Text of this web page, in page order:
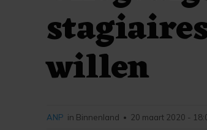
willen
ANP in Binnenland • 20 maart 2020 -